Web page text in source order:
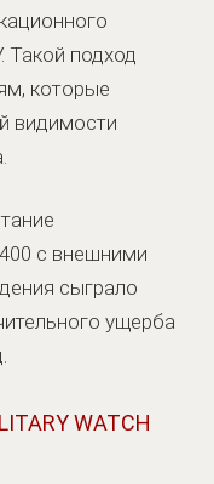
Такой подход
которые
видимости
с внешними
сыграло
ущерба
WATCH